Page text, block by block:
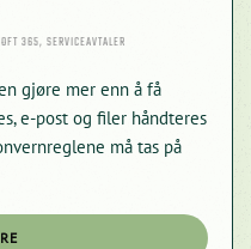
365, SERVICEAVTALER
gjøre mer enn å få
e-post og filer håndteres
må tas på